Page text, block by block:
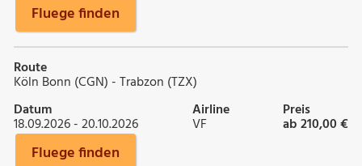
Fluege finden
Route
Köln Bonn (CGN) - Trabzon (TZX)
Datum
18.09.2026 - 20.10.2026
Airline
VF
Preis
ab 210,00 €
Fluege finden